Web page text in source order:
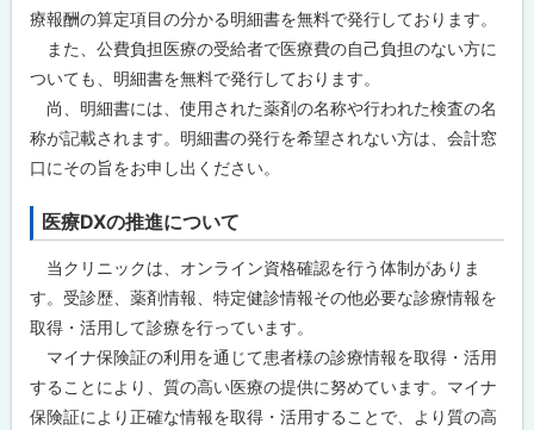
療報酬の算定項目の分かる明細書を無料で発行しております。
また、公費負担医療の受給者で医療費の自己負担のない方に
ついても、明細書を無料で発行しております。
尚、明細書には、使用された薬剤の名称や行われた検査の名
称が記載されます。明細書の発行を希望されない方は、会計窓
口にその旨をお申し出ください。
医療DXの推進について
当クリニックは、オンライン資格確認を行う体制がありま
す。受診歴、薬剤情報、特定健診情報その他必要な診療情報を
取得・活用して診療を行っています。
マイナ保険証の利用を通じて患者様の診療情報を取得・活用
することにより、質の高い医療の提供に努めています。マイナ
保険証により正確な情報を取得・活用することで、より質の高